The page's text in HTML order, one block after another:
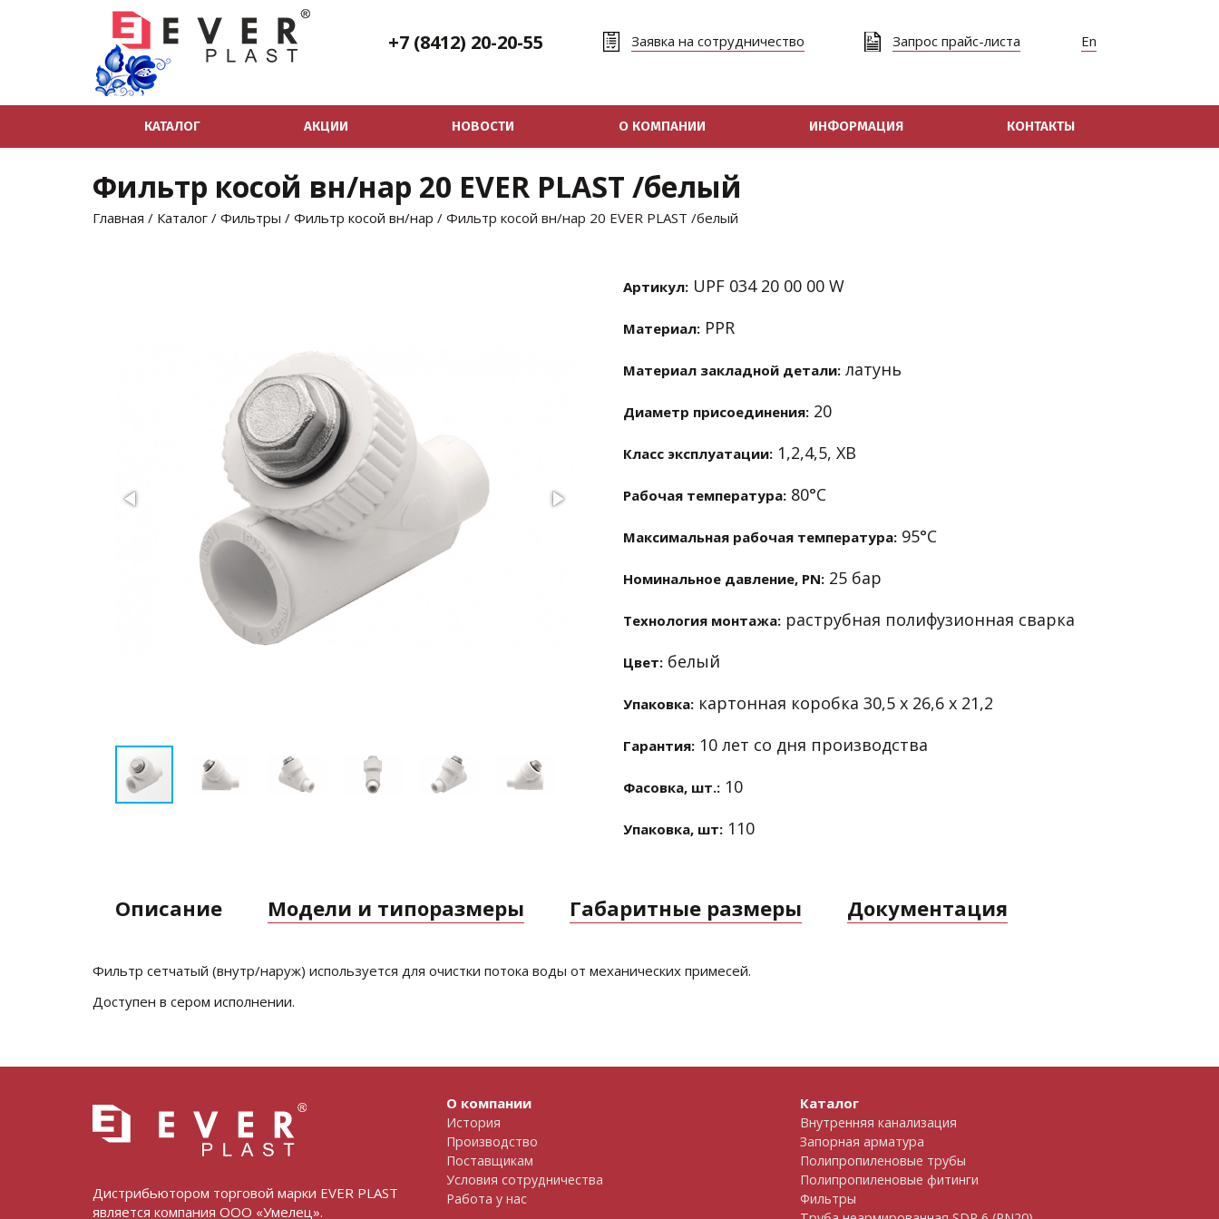
+7 (8412) 20-20-55 Заявка на сотрудничество Запрос прайс-листа En
КАТАЛОГ АКЦИИ НОВОСТИ О КОМПАНИИ ИНФОРМАЦИЯ КОНТАКТЫ
Фильтр косой вн/нар 20 EVER PLAST /белый
Главная / Каталог / Фильтры / Фильтр косой вн/нар / Фильтр косой вн/нар 20 EVER PLAST /белый
Артикул: UPF 034 20 00 00 W
Материал: PPR
Материал закладной детали: латунь
Диаметр присоединения: 20
Класс эксплуатации: 1,2,4,5, ХВ
Рабочая температура: 80°С
Максимальная рабочая температура: 95°С
Номинальное давление, PN: 25 бар
Технология монтажа: раструбная полифузионная сварка
Цвет: белый
Упаковка: картонная коробка 30,5 х 26,6 х 21,2
Гарантия: 10 лет со дня производства
Фасовка, шт.: 10
Упаковка, шт: 110
Описание Модели и типоразмеры Габаритные размеры Документация
Фильтр сетчатый (внутр/наруж) используется для очистки потока воды от механических примесей.
Доступен в сером исполнении.
Дистрибьютором торговой марки EVER PLAST
является компания ООО «Умелец».
О компании
История
Производство
Поставщикам
Условия сотрудничества
Работа у нас
Каталог
Внутренняя канализация
Запорная арматура
Полипропиленовые трубы
Полипропиленовые фитинги
Фильтры